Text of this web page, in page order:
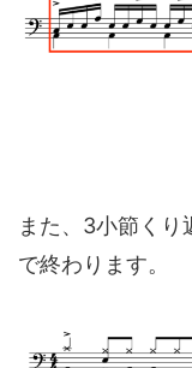
また、3小節くり
で終わります。